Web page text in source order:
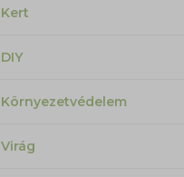
Kert
DIY
Környezetvédelem
Virág